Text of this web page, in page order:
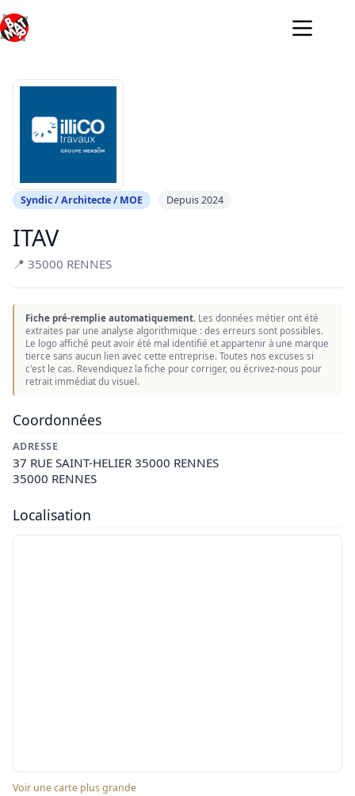
au
contenu
Syndic / Architecte / MOE Depuis 2024
ITAV
📍 35000 RENNES
Fiche pré-remplie automatiquement. Les données métier ont été
extraites par une analyse algorithmique : des erreurs sont possibles.
Le logo affiché peut avoir été mal identifié et appartenir à une marque
tierce sans aucun lien avec cette entreprise. Toutes nos excuses si
c'est le cas. Revendiquez la fiche pour corriger, ou écrivez-nous pour
retrait immédiat du visuel.
Coordonnées
ADRESSE
37 RUE SAINT-HELIER 35000 RENNES
35000 RENNES
Localisation
Voir une carte plus grande